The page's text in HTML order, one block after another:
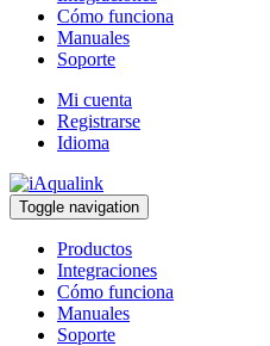
Cómo funciona
Manuales
Soporte
Mi cuenta
Registrarse
Idioma
Toggle navigation
Productos
Integraciones
Cómo funciona
Manuales
Soporte